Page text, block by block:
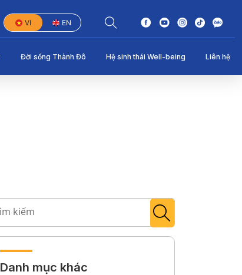
VI EN
Đời sống Thành Đô Hệ sinh thái Well-being Liên hệ
Danh mục khác